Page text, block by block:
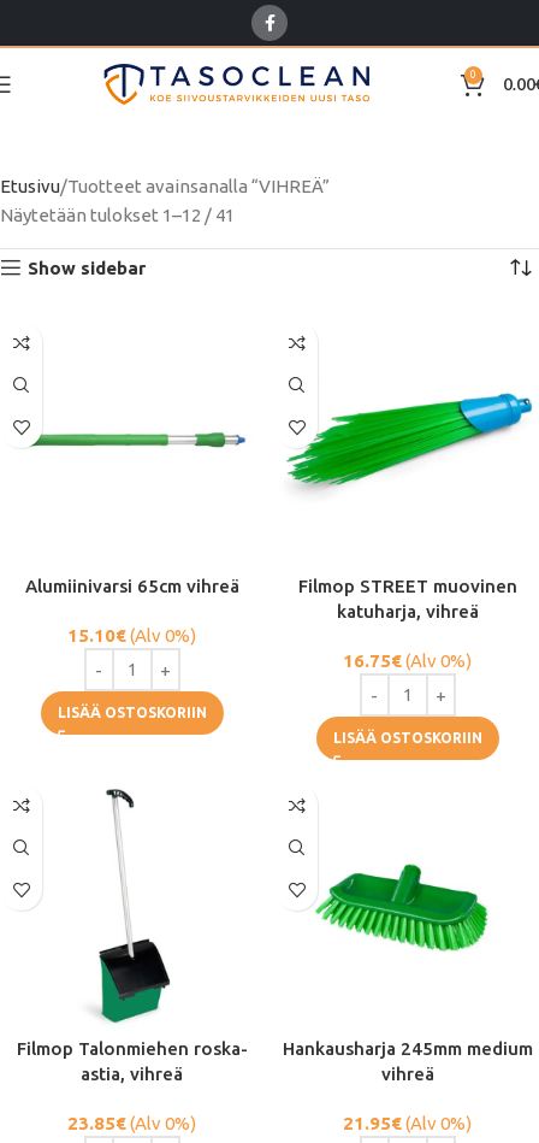
0 0.00
Etusivu Tuotteet avainsanalla “VIHREÄ”
Näytetään tulokset 1–12 / 41
Show sidebar
Alumiinivarsi 65cm vihreä
15.10€(Alv 0%)
LISÄÄ OSTOSKORIIN
Filmop STREET muovinen
katuharja, vihreä
16.75€(Alv 0%)
LISÄÄ OSTOSKORIIN
Filmop Talonmiehen roska-
astia, vihreä
23.85€(Alv 0%)
Hankausharja 245mm medium
vihreä
21.95€(Alv 0%)